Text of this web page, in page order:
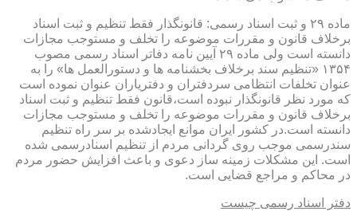
ماده ۲۹ و ثبت اسناد رسمی: قانونگذار فقط تنظیم و ثبت اسناد
برخلاف قانون و مقررات موضوعه را تخلف و مستوجب مجازات
دانسته است ولی ماده ۲۹ آیین نامه دفاتر اسناد رسمی مصوب
۱۳۵۴ «تنظیم سند برخلاف بخشنامه ها و دستورالعمل ها» را به
عنوان تخلفات انتظامی سردفتران و دفتریاران عنوان نموده است
که مورد نظر قانونگذار نبوده است،قانون فقط تنظیم و ثبت اسناد
برخلاف قانون و مقررات موضوعه را تخلف و مستوجب مجازات
دانسته است.در کشور ایران موانع ایجادشده بر سر راه تنظیم
سندرسمی موجب روی گردانی مردم از تنظیم اسنادرسمی شده
است. این مشکلات زمینه ساز دعوی و باعث افزایش حضور مردم
در محاکم و مراجع قضایی است.
دفتر اسناد رسمی چیست